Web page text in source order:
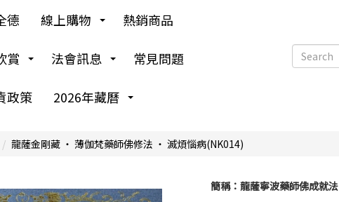
德 線上購物 熱銷商品
賞 法會訊息 常見問題
政策 2026年藏曆
龍薩金剛藏 ‧ 薄伽梵藥師佛修法 ‧ 滅煩惱病(NK014)
簡稱：龍薩寧波藥師佛成就法